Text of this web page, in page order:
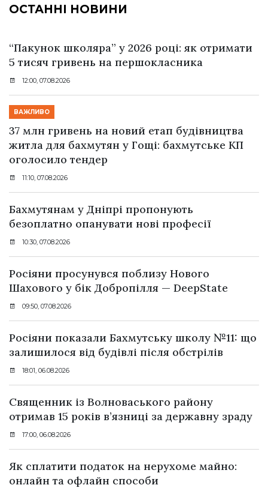
ОСТАННІ НОВИНИ
“Пакунок школяра” у 2026 році: як отримати
5 тисяч гривень на першокласника
12:00, 07.08.2026
ВАЖЛИВО
37 млн гривень на новий етап будівництва
житла для бахмутян у Гощі: бахмутське КП
оголосило тендер
11:10, 07.08.2026
Бахмутянам у Дніпрі пропонують
безоплатно опанувати нові професії
10:30, 07.08.2026
Росіяни просунувся поблизу Нового
Шахового у бік Добропілля — DeepState
09:50, 07.08.2026
Росіяни показали Бахмутську школу №11: що
залишилося від будівлі після обстрілів
18:01, 06.08.2026
Священник із Волноваського району
отримав 15 років в’язниці за державну зраду
17:00, 06.08.2026
Як сплатити податок на нерухоме майно:
онлайн та офлайн способи